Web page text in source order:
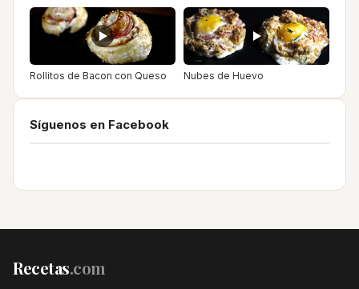
Rollitos de Bacon con Queso Nubes de Huevo
Síguenos en Facebook
Recetas.com